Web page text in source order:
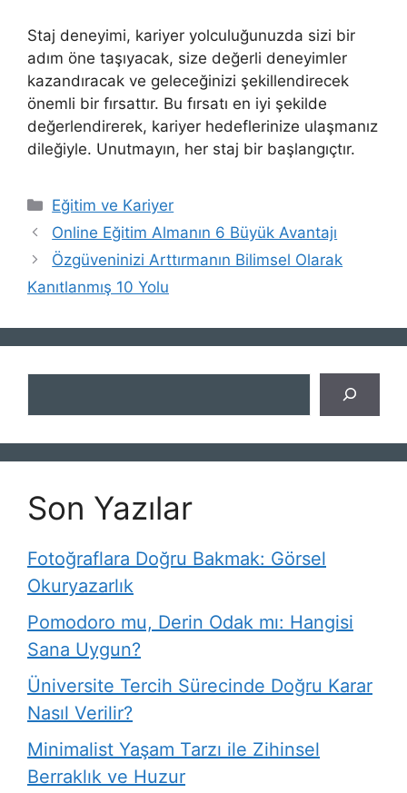
Staj deneyimi, kariyer yolculuğunuzda sizi bir
adım öne taşıyacak, size değerli deneyimler
kazandıracak ve geleceğinizi şekillendirecek
önemli bir fırsattır. Bu fırsatı en iyi şekilde
değerlendirerek, kariyer hedeflerinize ulaşmanız
dileğiyle. Unutmayın, her staj bir başlangıçtır.
Kategoriler
Eğitim ve Kariyer
Online Eğitim Almanın 6 Büyük Avantajı
Özgüveninizi Arttırmanın Bilimsel Olarak
Kanıtlanmış 10 Yolu
Son Yazılar
Fotoğraflara Doğru Bakmak: Görsel
Okuryazarlık
Pomodoro mu, Derin Odak mı: Hangisi
Sana Uygun?
Üniversite Tercih Sürecinde Doğru Karar
Nasıl Verilir?
Minimalist Yaşam Tarzı ile Zihinsel
Berraklık ve Huzur